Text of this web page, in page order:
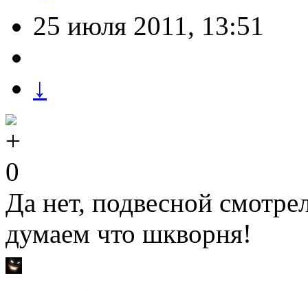
25 июля 2011, 13:51
↓
0
Да нет, подвесной
думаем что шкворня!